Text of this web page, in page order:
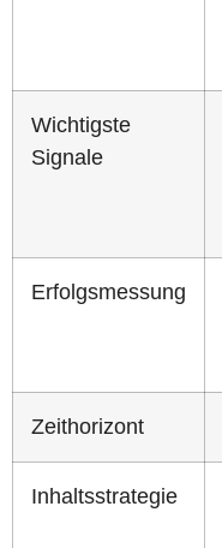
Wichtigste
Signale
Erfolgsmessung
Zeithorizont
Inhaltsstrategie